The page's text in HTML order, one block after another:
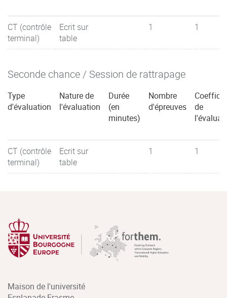
CT (contrôle
terminal)
Ecrit sur
table
1 1
Seconde chance / Session de rattrapage
Type
d'évaluation
Nature de
l'évaluation
Durée
(en
minutes)
Nombre
d'épreuves
de
CT (contrôle
terminal)
Ecrit sur
table
1 1
Maison de l'université